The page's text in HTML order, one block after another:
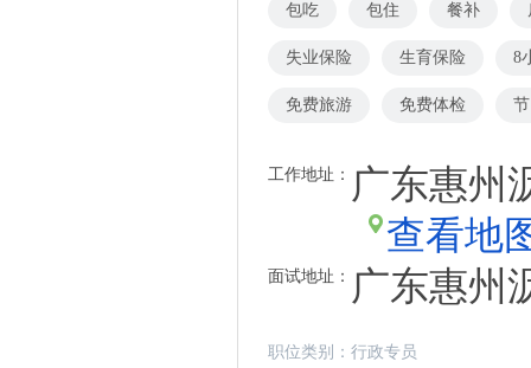
包吃 包住 餐补
失业保险 生育保险 8
免费旅游 免费体检
工作地址：
广东惠州
查看地
面试地址： 广东惠州
职位类别： 行政专员